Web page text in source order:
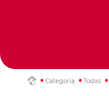
Categoría Todas